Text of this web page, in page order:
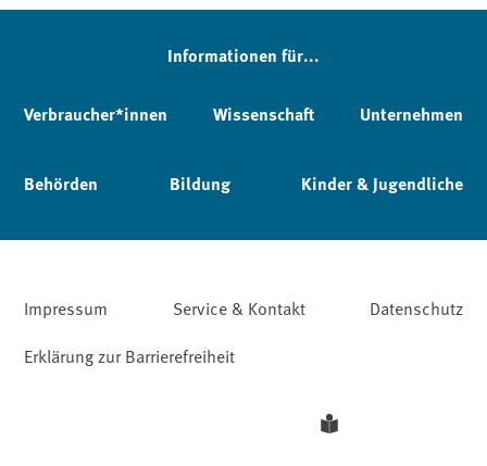
Informationen für...
Verbraucher*innen Wissenschaft Unternehmen
Behörden Bildung Kinder & Jugendliche
Impressum Service & Kontakt
Datenschutz
Erklärung zur Barrierefreiheit